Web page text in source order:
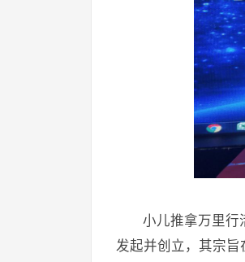
小儿推拿万里行
发起并创立，其宗